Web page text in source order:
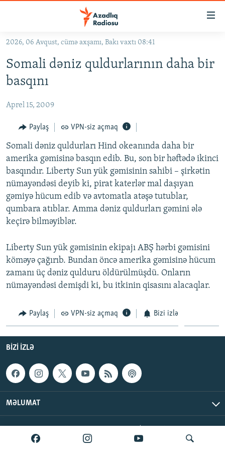
Əsas
qayıt
Əsas
naviqasiyaya
qayıt
KORRUPSIOMETR
#ƏSLINDƏ
FƏRQƏ BAX
QANUNI DOĞRU
ARAŞDIRMA
MULTIMEDIA
VIDEO
FOTOQALEREYA
KARIKATURA
RADIO ARXIV
OXU ZALI
İSLAM VƏ DEMOKRATIYA
İZ - MƏDƏNIYYƏT PROQRAMI
HAQQIMIZDA
PEŞƏ ETIKASI VƏ JURNALISTIKA STANDARTLARIMIZ
MATERIALLARIMIZDAN ISTIFADƏ
AZADLIQRADIOSU MOBIL TELEFONUNUZDA
BIZIMLƏ ƏLAQƏ
XƏBƏR BÜLLETENLƏRIMIZ
BIZI IZLƏ
RFE/RL-in bütün saytları
2026, 06 Avqust, cümə axşamı, Bakı vaxtı 08:41
Somali dəniz quldurlarının daha bir
basqını
Aprel 15, 2009
Paylaş VPN-siz açmaq
Somali dəniz quldurları Hind okeanında daha bir
amerika gəmisinə basqın edib. Bu, son bir həftədə ikinci
basqındır. Liberty Sun yük gəmisinin sahibi – şirkətin
nümayəndəsi deyib ki, pirat katerlər mal daşıyan
gəmiyə hücum edib və avtomatla atəşə tutublar,
qumbara atıblar. Amma dəniz quldurları gəmini ələ
keçirə bilməyiblər.
Liberty Sun yük gəmisinin ekipajı ABŞ hərbi gəmisini
köməyə çağırıb. Bundan öncə amerika gəmisinə hücum
zamanı üç dəniz qulduru öldürülmüşdü. Onların
nümayəndəsi demişdi ki, bu itkinin qisasını alacaqlar.
Paylaş VPN-siz açmaq Bizi izlə
BIZI IZLƏ
MƏLUMAT